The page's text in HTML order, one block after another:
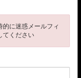
に迷惑メールフィ
てください